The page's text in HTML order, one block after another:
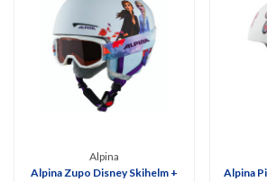
Alpina
Alpina Zupo Disney Skihelm +
Alpina